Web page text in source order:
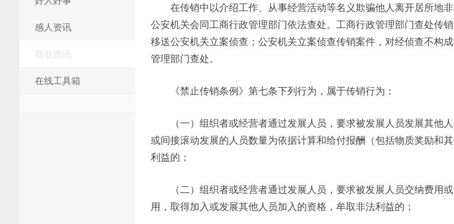
感人资讯
商业资讯
在线工具箱
在传销中以介绍工作、从事经营活动等名义欺骗他人离开居所地
公安机关会同工商行政管理部门依法查处。工商行政管理部门查处传
移送公安机关立案侦查；公安机关立案侦查传销案件，对经侦查不构
管理部门查处。
《禁止传销条例》第七条下列行为，属于传销行为：
（一）组织者或经营者通过发展人员，要求被发展人员发展其他
或间接滚动发展的人员数量为依据计算和给付报酬（包括物质奖励和
利益的；
（二）组织者或经营者通过发展人员，要求被发展人员交纳费用
用，取得加入或发展其他人员加入的资格，牟取非法利益的；